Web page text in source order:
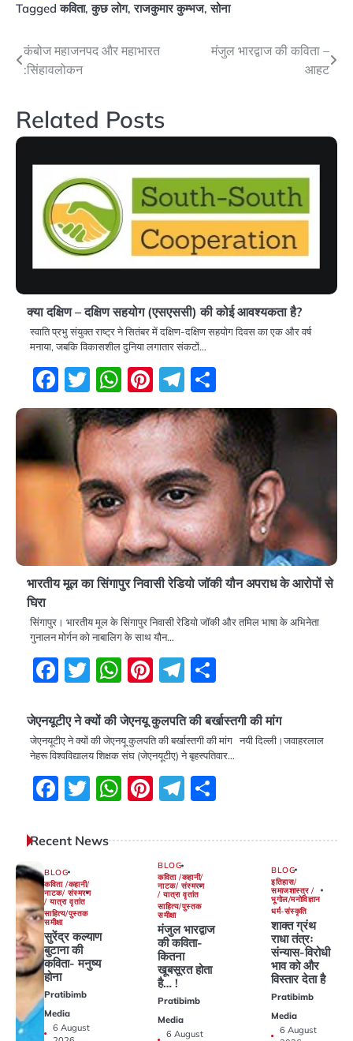
Taggedकविता,कुछ लोग,राजकुमार कुम्भज,सोना
Post
navigation
कंबोज महाजनपद और महाभारत
:सिंहावलोकन
मंजुल भारद्वाज की कविता –
आहट
Related Posts
क्या दक्षिण – दक्षिण सहयोग (एसएससी) की कोई आवश्यकता है?
स्वाति प्रभु संयुक्त राष्ट्र ने सितंबर में दक्षिण-दक्षिण सहयोग दिवस का एक और वर्ष
मनाया, जबकि विकासशील दुनिया लगातार संकटों…
Facebook
Twitter
WhatsApp
Pinterest
Telegram
भारतीय मूल का सिंगापुर निवासी रेडियो जॉकी यौन अपराध के आरोपों से
घिरा
सिंगापुर। भारतीय मूल के सिंगापुर निवासी रेडियो जॉकी और तमिल भाषा के अभिनेता
गुनालन मोर्गन को नाबालिग के साथ यौन…
Facebook
Twitter
WhatsApp
Pinterest
Telegram
जेएनयूटीए ने क्यों की जेएनयू कुलपति की बर्खास्तगी की मांग
जेएनयूटीए ने क्यों की जेएनयू कुलपति की बर्खास्तगी की मांग नयी दिल्ली।जवाहरलाल
नेहरू विश्वविद्यालय शिक्षक संघ (जेएनयूटीए) ने बृहस्पतिवार…
Facebook
Twitter
WhatsApp
Pinterest
Telegram
Recent News
BLOG
कविता /कहानी/
नाटक/ संस्मरण
/ यात्रा वृतांत
साहित्य/पुस्तक
समीक्षा
सुरेंद्र कल्याण
बुटाना की
कविता- मनुष्य
होना
Pratibimb
Media
6 August
BLOG
कविता /कहानी/
नाटक/ संस्मरण
/ यात्रा वृतांत
साहित्य/पुस्तक
समीक्षा
मंजुल भारद्वाज
की कविता-
कितना
खूबसूरत होता
है… !
Pratibimb
Media
6 August
BLOG
इतिहास/
समाजशास्त्र /
भूगोल/मनोविज्ञान
धर्म-संस्कृति
शाक्त ग्रंथ
राधा तंत्रः
संन्यास-विरोधी
भाव को और
विस्तार देता है
Pratibimb
Media
6 August